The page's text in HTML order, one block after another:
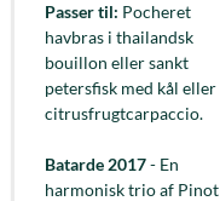
Passer til: Pocheret
havbras i thailandsk
bouillon eller sankt
petersfisk med kål eller
citrusfrugtcarpaccio.
Batarde 2017- En
harmonisk trio af Pinot